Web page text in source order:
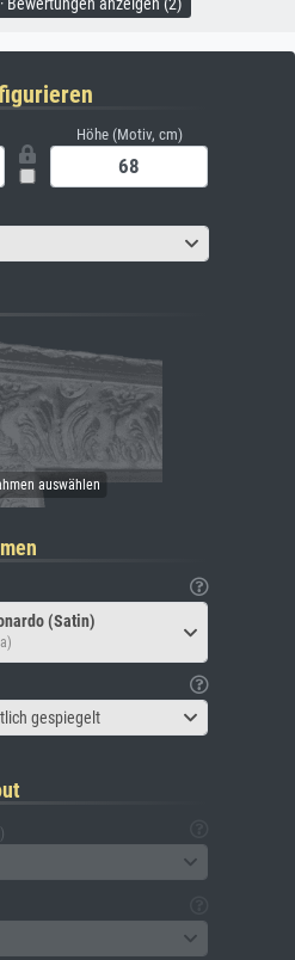
Höhe (Motiv, cm)
(Satin)
gespiegelt